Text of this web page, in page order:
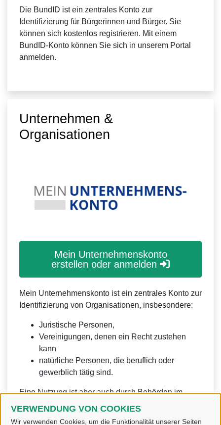
VERWENDUNG VON COOKIES
Wir verwenden Cookies, um die Funktionalität unserer Seiten
Die BundID ist ein zentrales Konto zur
Identifizierung für Bürgerinnen und Bürger. Sie
können sich kostenlos registrieren. Mit einem
BundID-Konto können Sie sich in unserem Portal
anmelden.
Unternehmen &
Organisationen
Mein Unternehmenskonto
erstellen oder anmelden
Mein Unternehmenskonto ist ein zentrales Konto zur
Identifizierung von Organisationen, insbesondere:
Juristische Personen,
Vereinigungen, denen ein Recht zustehen
kann
natürliche Personen, die beruflich oder
gewerblich tätig sind.
Eine Nutzung ist aber auch durch Behörden im
Sinne von § 1 Abs. 4 Verwaltungsverfahrensgesetz